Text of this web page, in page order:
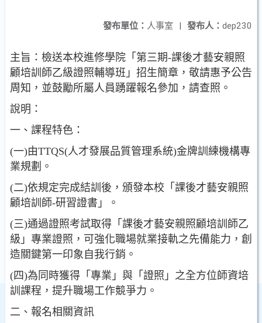
發布人： dep230
發布單位： 人事室 |
主旨：檢送本校進修學院「第三期-課後才藝安親照
顧培訓師乙級證照輔導班」招生簡章，敬請惠予公告
周知，並鼓勵所屬人員踴躍報名參加，請查照。
說明：
一、課程特色：
(一)由TTQS(人才發展品質管理系統)金牌訓練機構專
業規劃。
(二)依規定完成結訓後，頒發本校「課後才藝安親照
顧培訓師-研習證書」。
(三)通過證照考試取得「課後才藝安親照顧培訓師乙
級」專業證照，可強化職場就業接軌之先備能力，創
造關鍵第一印象自我行銷。
(四)為同時獲得「專業」與「證照」之全方位師資培
訓課程，提升職場工作競爭力。
二、報名相關資訊